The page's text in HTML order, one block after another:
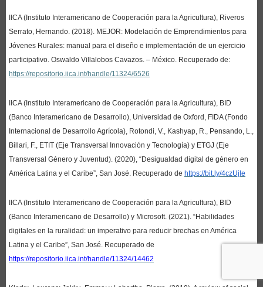
IICA (Instituto Interamericano de Cooperación para la Agricultura), Riveros
Serrato, Hernando. (2018). MEJOR: Modelación de Emprendimientos para
Jóvenes Rurales: manual para el diseño e implementación de un ejercicio
participativo. Oswaldo Villalobos Cavazos. – México. Recuperado de:
https://repositorio.iica.int/handle/11324/6526
IICA (Instituto Interamericano de Cooperación para la Agricultura), BID
(Banco Interamericano de Desarrollo), Universidad de Oxford, FIDA (Fondo
Internacional de Desarrollo Agrícola), Rotondi, V., Kashyap, R., Pensando, L.,
Billari, F., ETIT (Eje Transversal Innovación y Tecnología) y ETGJ (Eje
Transversal Género y Juventud). (2020), “Desigualdad digital de género en
América Latina y el Caribe”, San José. Recuperado de https://bit.ly/4czUjle
IICA (Instituto Interamericano de Cooperación para la Agricultura), BID
(Banco Interamericano de Desarrollo) y Microsoft. (2021). “Habilidades
digitales en la ruralidad: un imperativo para reducir brechas en América
Latina y el Caribe”, San José. Recuperado de
https://repositorio.iica.int/handle/11324/14462